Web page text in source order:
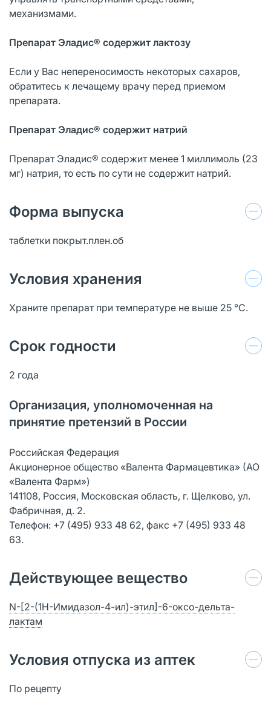
механизмами.
Препарат Эладис® содержит лактозу
Если у Вас непереносимость некоторых сахаров,
обратитесь к лечащему врачу перед приемом
препарата.
Препарат Эладис® содержит натрий
Препарат Эладис® содержит менее 1 миллимоль (23
мг) натрия, то есть по сути не содержит натрий.
Форма выпуска
таблетки покрыт.плен.об
Условия хранения
Храните препарат при температуре не выше 25 °С.
Срок годности
2 года
Организация, уполномоченная на
принятие претензий в России
Российская Федерация
Акционерное общество «Валента Фармацевтика» (АО
«Валента Фарм»)
141108, Россия, Московская область, г. Щелково, ул.
Фабричная, д. 2.
Телефон: +7 (495) 933 48 62, факс +7 (495) 933 48
63.
Действующее вещество
N-[2-(1H-Имидазол-4-ил)-этил]-6-оксо-дельта-
лактам
Условия отпуска из аптек
По рецепту